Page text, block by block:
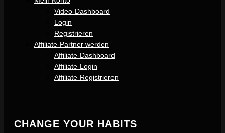
Video-Dashboard
Login
Registrieren
Affiliate-Partner werden
Affiliate-Dashboard
Affiliate-Login
Affiliate-Registrieren
CHANGE YOUR HABITS